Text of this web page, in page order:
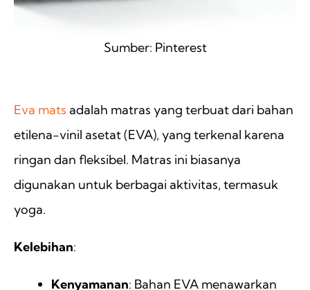
Sumber: Pinterest
Eva mats adalah matras yang terbuat dari bahan
etilena-vinil asetat (EVA), yang terkenal karena
ringan dan fleksibel. Matras ini biasanya
digunakan untuk berbagai aktivitas, termasuk
yoga.
Kelebihan:
Kenyamanan: Bahan EVA menawarkan